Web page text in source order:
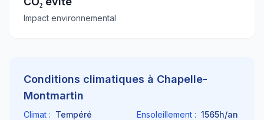
Impact environnemental
Conditions climatiques à Chapelle-
Montmartin
Climat : Tempéré Ensoleillement : 1565h/an